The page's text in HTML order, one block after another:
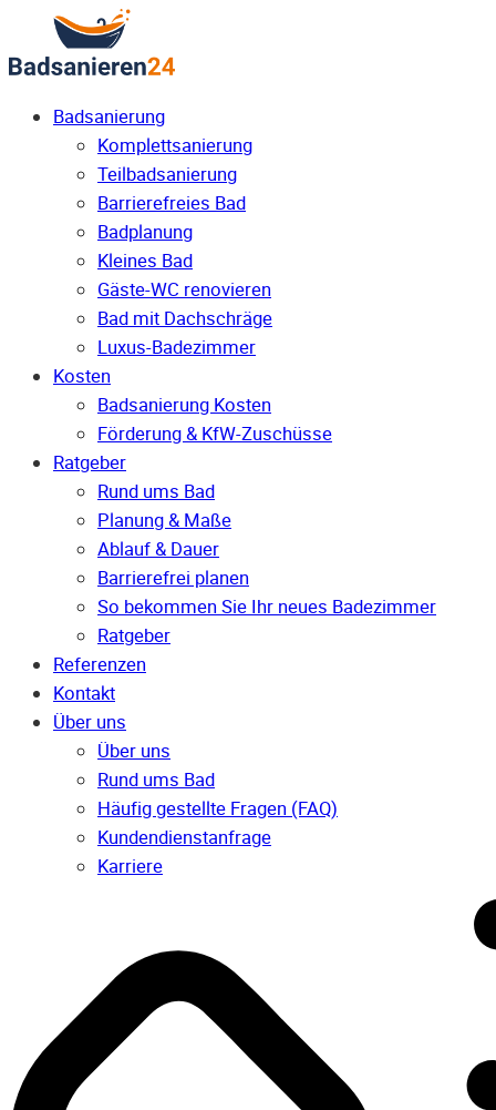
Badsanierung
Komplettsanierung
Teilbadsanierung
Barrierefreies Bad
Badplanung
Kleines Bad
Gäste-WC renovieren
Bad mit Dachschräge
Luxus-Badezimmer
Kosten
Badsanierung Kosten
Förderung & KfW-Zuschüsse
Ratgeber
Rund ums Bad
Planung & Maße
Ablauf & Dauer
Barrierefrei planen
So bekommen Sie Ihr neues Badezimmer
Ratgeber
Referenzen
Kontakt
Über uns
Über uns
Rund ums Bad
Häufig gestellte Fragen (FAQ)
Kunden­dienst­anfrage
Karriere